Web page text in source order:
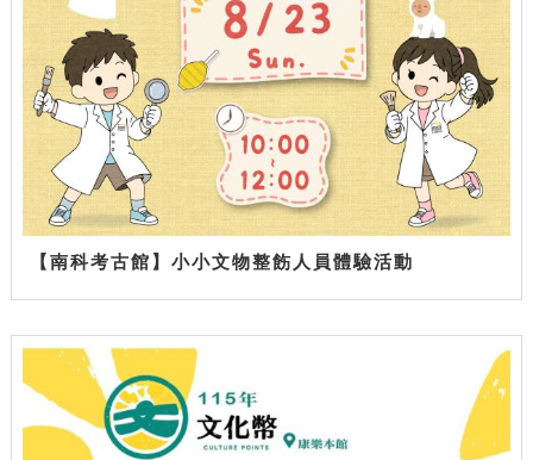
【南科考古館】小小文物整飭人員體驗活動